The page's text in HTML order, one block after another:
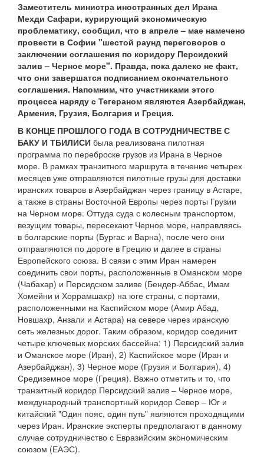
Заместитель министра иностранных дел Ирана
Мехди Сафари, курирующий экономическую
проблематику, сообщил, что в апреле – мае намечено
провести в Софии "шестой раунд переговоров о
заключении соглашения по коридору Персидский
залив – Черное море". Правда, пока далеко не факт,
что они завершатся подписанием окончательного
соглашения. Напомним, что участниками этого
процесса наряду с Тегераном являются Азербайджан,
Армения, Грузия, Болгария и Греция.
В КОНЦЕ ПРОШЛОГО ГОДА В СОТРУДНИЧЕСТВЕ С
БАКУ И ТБИЛИСИ была реализована пилотная
программа по переброске грузов из Ирана в Черное
море. В рамках транзитного маршрута в течение четырех
месяцев уже отправляются пилотные грузы для доставки
иранских товаров в Азербайджан через границу в Астаре,
а также в страны Восточной Европы через порты Грузии
на Черном море. Оттуда суда с колесным транспортом,
везущим товары, пересекают Черное море, направляясь
в болгарские порты (Бургас и Варна), после чего они
отправляются по дороге в Грецию и далее в страны
Европейского союза. В связи с этим Иран намерен
соединить свои порты, расположенные в Оманском море
(Чабахар) и Персидском заливе (Бендер-Аббас, Имам
Хомейни и Хоррамшахр) на юге страны, с портами,
расположенными на Каспийском море (Амир Абад,
Новшахр, Анзали и Астара) на севере через иранскую
сеть железных дорог. Таким образом, коридор соединит
четыре ключевых морских бассейна: 1) Персидский залив
и Оманское море (Иран), 2) Каспийское море (Иран и
Азербайджан), 3) Черное море (Грузия и Болгария), 4)
Средиземное море (Греция). Важно отметить и то, что
транзитный коридор Персидский залив – Черное море,
международный транспортный коридор Север – Юг и
китайский "Один пояс, один путь" являются проходящими
через Иран. Иранские эксперты предполагают в данному
случае сотрудничество с Евразийским экономическим
союзом (ЕАЭС).